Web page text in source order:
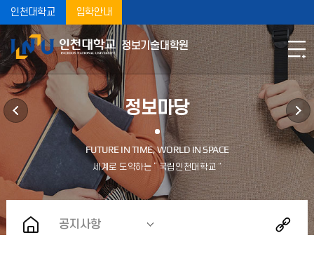
인천대학교 입학안내
정보기술대학원
정보마당
공지사항